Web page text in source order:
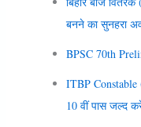
बनने का सुनहरा
BPSC 70th
ITBP Constable
10 वीं पास जल्द